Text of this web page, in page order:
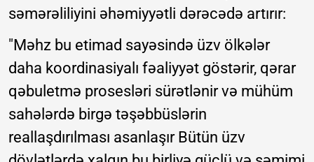
səmərəliliyini əhəmiyyətli dərəcədə artırır:
"Məhz bu etimad sayəsində üzv ölkələr
daha koordinasiyalı fəaliyyət göstərir, qərar
qəbuletmə prosesləri sürətlənir və mühüm
sahələrdə birgə təşəbbüslərin
reallaşdırılması asanlaşır Bütün üzv